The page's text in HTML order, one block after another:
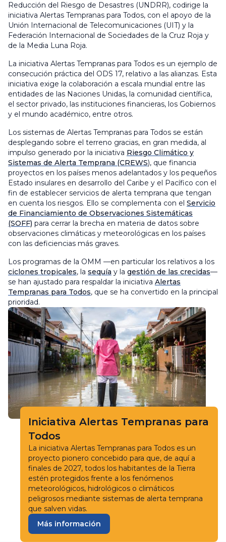
Reducción del Riesgo de Desastres (UNDRR), codirige la
iniciativa Alertas Tempranas para Todos, con el apoyo de la
Unión Internacional de Telecomunicaciones (UIT) y la
Federación Internacional de Sociedades de la Cruz Roja y
de la Media Luna Roja.
La iniciativa Alertas Tempranas para Todos es un ejemplo de
consecución práctica del ODS 17, relativo a las alianzas. Esta
iniciativa exige la colaboración a escala mundial entre las
entidades de las Naciones Unidas, la comunidad científica,
el sector privado, las instituciones financieras, los Gobiernos
y el mundo académico, entre otros.
Los sistemas de Alertas Tempranas para Todos se están
desplegando sobre el terreno gracias, en gran medida, al
impulso generado por la iniciativa Riesgo Climático y
Sistemas de Alerta Temprana (CREWS), que financia
proyectos en los países menos adelantados y los pequeños
Estado insulares en desarrollo del Caribe y el Pacífico con el
fin de establecer servicios de alerta temprana que tengan
en cuenta los riesgos. Ello se complementa con el Servicio
de Financiamiento de Observaciones Sistemáticas
(SOFF) para cerrar la brecha en materia de datos sobre
observaciones climáticas y meteorológicas en los países
con las deficiencias más graves.
Los programas de la OMM —en particular los relativos a los
ciclones tropicales, la sequía y la gestión de las crecidas—
se han ajustado para respaldar la iniciativa Alertas
Tempranas para Todos, que se ha convertido en la principal
prioridad.
Iniciativa Alertas Tempranas para
Todos
La iniciativa Alertas Tempranas para Todos es un
proyecto pionero concebido para que, de aquí a
finales de 2027, todos los habitantes de la Tierra
estén protegidos frente a los fenómenos
meteorológicos, hidrológicos o climáticos
peligrosos mediante sistemas de alerta temprana
que salven vidas.
Más información